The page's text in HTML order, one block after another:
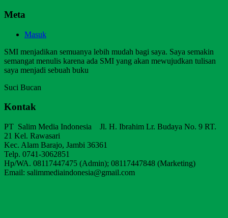
Meta
Masuk
SMI menjadikan semuanya lebih mudah bagi saya. Saya semakin
semangat menulis karena ada SMI yang akan mewujudkan tulisan
saya menjadi sebuah buku
Suci Bucan
Kontak
PT Salim Media Indonesia Jl. H. Ibrahim Lr. Budaya No. 9 RT.
21 Kel. Rawasari
Kec. Alam Barajo, Jambi 36361
Telp. 0741-3062851
Hp/WA. 08117447475 (Admin); 08117447848 (Marketing)
Email: salimmediaindonesia@gmail.com